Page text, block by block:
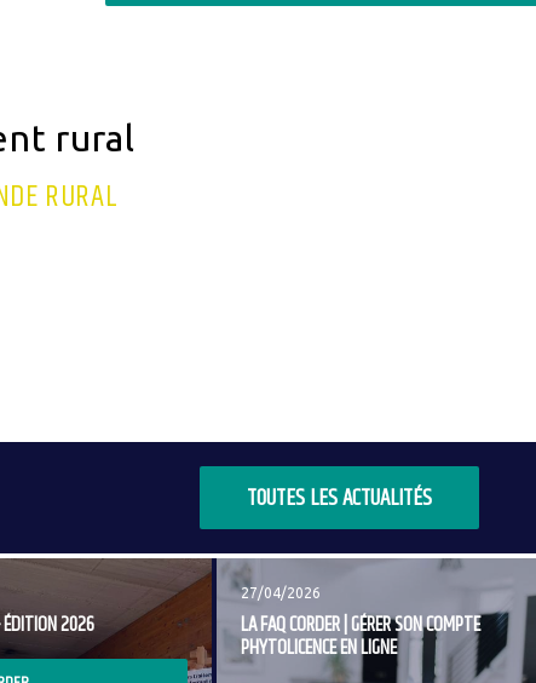
rural
RURAL
TOUTES LES ACTUALITÉS
2026
Image
27/04/2026
LA FAQ CORDER | GÉRER SON COMPTE
PHYTOLICENCE EN LIGNE